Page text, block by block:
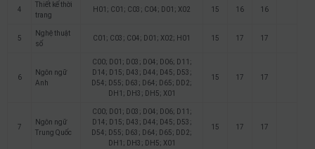
4
Thiết kế thời
trang
H01; C01; C03; C04; D01; X02 15 16 16
5
Nghệ thuật
số
C01; C03; C04; D01; X02; H01 15 17 17
6
Ngôn ngữ
Anh
C00; D01; D03; D04; D06; D11;
D14; D15; D43; D44; D45; D53;
D54; D55; D63; D64; D65; DD2;
DH1; DH3; DH5; X01
15 17 17
7
Ngôn ngữ
Trung Quốc
C00; D01; D03; D04; D06; D11;
D14; D15; D43; D44; D45; D53;
D54; D55; D63; D64; D65; DD2;
DH1; DH3; DH5; X01
15 17 17